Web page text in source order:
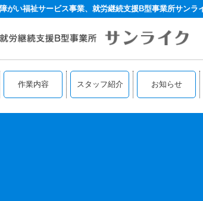
障がい福祉サービス事業、就労継続支援B型事業所サンラ
作業内容 スタッフ紹介 お知らせ